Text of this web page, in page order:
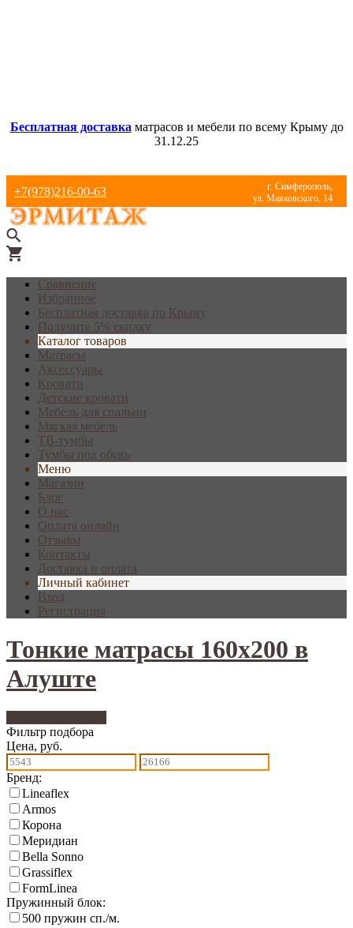
Бесплатная доставка матрасов и мебели по всему Крыму до
31.12.25
+7(978)216-00-63
г. Симферополь,
ул. Маяковского, 14
Сравнение
Избранное
Бесплатная доставка по Крыму
Получите 5% скидку
Каталог товаров
Матрасы
Аксессуары
Кровати
Детские кровати
Мебель для спальни
Мягкая мебель
ТВ-тумбы
Тумбы под обувь
Меню
Магазин
Блог
О нас
Оплата онлайн
Отзывы
Контакты
Доставка и оплата
Личный кабинет
Вход
Регистрация
Тонкие матрасы 160х200 в
Алуште
Фильтр подбора
Цена, руб.
Бренд:
Lineaflex
Armos
Корона
Меридиан
Bella Sonno
Grassiflex
FormLinea
Пружинный блок:
500 пружин сп./м.